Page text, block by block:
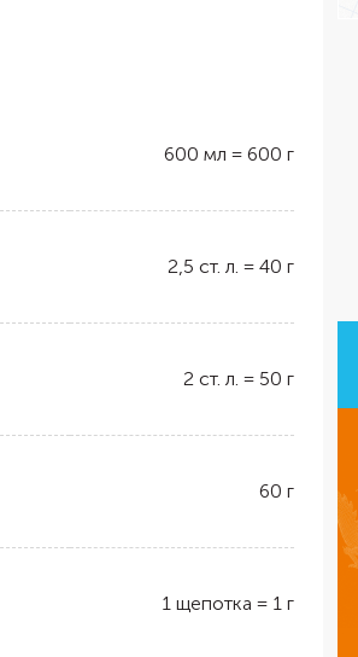
600 мл = 600 г
2,5 ст. л. = 40 г
2 ст. л. = 50 г
60 г
1 щепотка = 1 г